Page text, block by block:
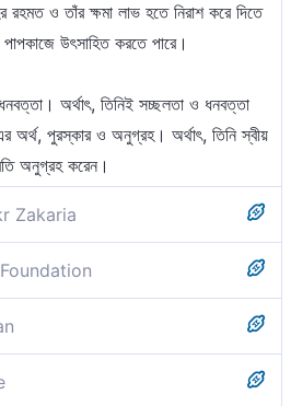
ও তাঁর ক্ষমা লাভ হতে নিরাশ করে দিতে
উৎসাহিত করতে পারে।
অর্থ, পুরস্কার ও অনুগ্রহ। অর্থাৎ, তিনি স্বীয়
অনুগ্রহ করেন।
Zakaria
শাস্তি প্রদানকারী, অনুগ্রহ বর্ষনকারী।
ফিরে যাওয়া তাঁরই কাছে।
কঠোর আযাবদাতা, অনুগ্রহ বর্ষণকারী। তিনি
দিকেই প্রত্যাবর্তন।
কঠোর শাস্তিদাতা ও সামর্থ?476;ান। তিনি